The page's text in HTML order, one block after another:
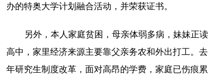
办的特奥大学计划融合活动，并荣获证书。
另外，本人家庭贫困，母亲体弱多病，妹妹正读
高中，家里经济来源主要靠父亲务农和外出打工。去
年研究生制度改革，面对高昂的学费，家庭已伤痕累